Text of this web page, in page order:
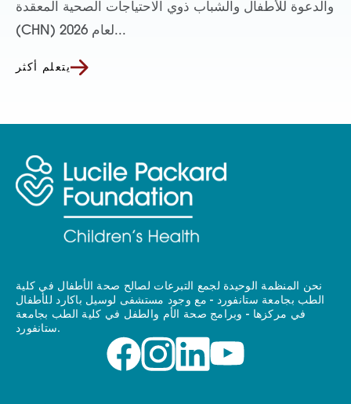
والدعوة للأطفال والشباب ذوي الاحتياجات الصحية المعقدة
(CHN) لعام 2026...
يتعلم أكثر
نحن المنظمة الوحيدة لجمع التبرعات لصالح صحة الأطفال في كلية
الطب بجامعة ستانفورد - مع وجود مستشفى لوسيل باكارد للأطفال
في مركزها - وبرامج صحة الأم والطفل في كلية الطب بجامعة
ستانفورد.